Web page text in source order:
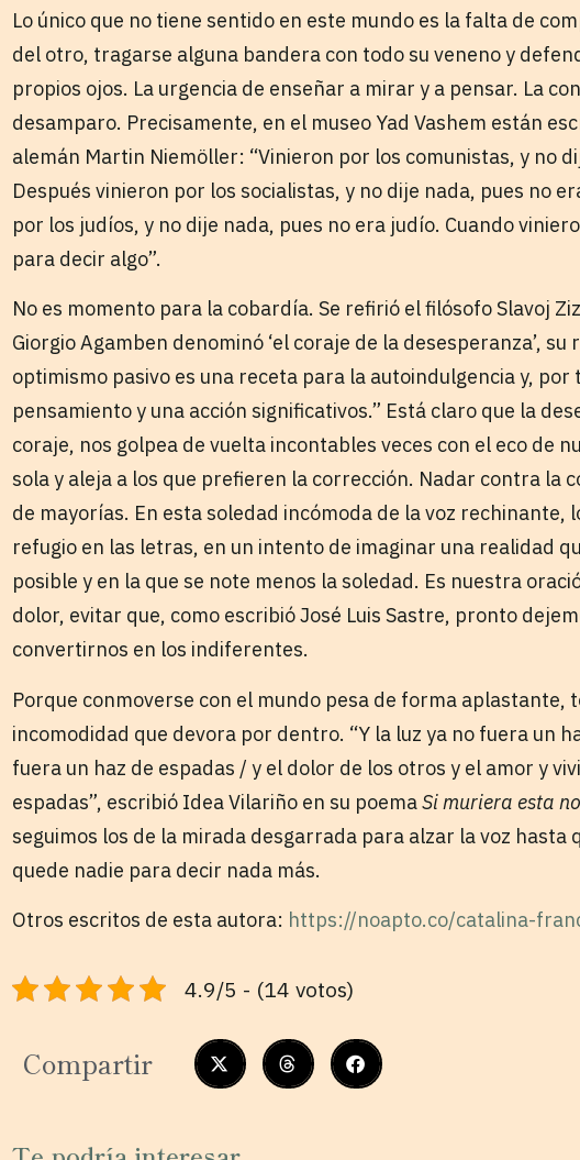
Lo único que no tiene sentido en este mundo es la falta de
del otro, tragarse alguna bandera con todo su veneno y
propios ojos. La urgencia de enseñar a mirar y a pensar. La
desamparo. Precisamente, en el museo Yad Vashem están
alemán Martin Niemöller: “Vinieron por los comunistas, y no
Después vinieron por los socialistas, y no dije nada, pues no
por los judíos, y no dije nada, pues no era judío. Cuando
para decir algo”.
No es momento para la cobardía. Se refirió el filósofo Slavoj
Giorgio Agamben denominó ‘el coraje de la desesperanza’,
optimismo pasivo es una receta para la autoindulgencia y,
pensamiento y una acción significativos.” Está claro que la
coraje, nos golpea de vuelta incontables veces con el eco de
sola y aleja a los que prefieren la corrección. Nadar contra la
de mayorías. En esta soledad incómoda de la voz rechinante,
refugio en las letras, en un intento de imaginar una realidad
posible y en la que se note menos la soledad. Es nuestra
dolor, evitar que, como escribió José Luis Sastre, pronto
convertirnos en los indiferentes.
Porque conmoverse con el mundo pesa de forma aplastante,
incomodidad que devora por dentro. “Y la luz ya no fuera un
fuera un haz de espadas / y el dolor de los otros y el amor y
espadas”, escribió Idea Vilariño en su poemaSi muriera esta
seguimos los de la mirada desgarrada para alzar la voz hasta
quede nadie para decir nada más.
Otros escritos de esta autora: https://noapto.co/catalina-
4.9/5 - (14 votos)
Compartir